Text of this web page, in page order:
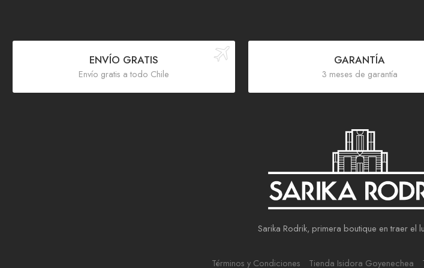
ENVÍO GRATIS
Envío gratis a todo Chile
GARANTÍA
3 meses de garantía
Sarika Rodrik, primera boutique en traer el
Términos y Condiciones Tienda Isidora Goyenechea